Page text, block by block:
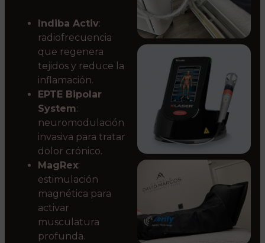
Indiba Activ:
radiofrecuencia
que regenera
tejidos y reduce la
inflamación.
EPTE Bipolar
System:
neuromodulación
invasiva para tratar
dolor crónico.
MagRex:
estimulación
magnética para
activar
musculatura
profunda.